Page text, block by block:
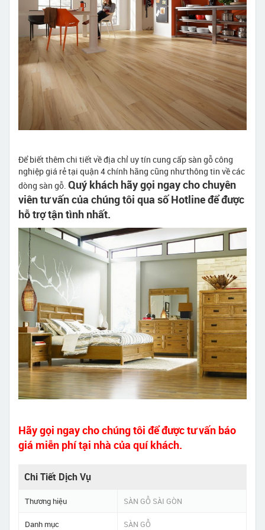
Để biết thêm chi tiết về địa chỉ uy tín cung cấp sàn gỗ công
nghiệp giá rẻ tại quận 4 chính hãng cũng như thông tin về các
dòng sàn gỗ. Quý khách hãy gọi ngay cho chuyên
viên tư vấn của chúng tôi qua số Hotline để được
hỗ trợ tận tình nhất.
Hãy gọi ngay cho chúng tôi để được tư vấn báo
giá miễn phí tại nhà của quí khách.
Chi Tiết Dịch Vụ
Thương hiệu SÀN GỖ SÀI GÒN
Danh mục SÀN GỖ